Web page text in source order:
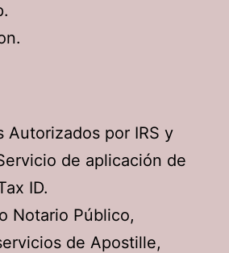
Autorizados por IRS y
de aplicación de
ID.
Notario Público,
de Apostille,